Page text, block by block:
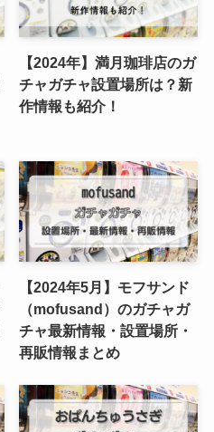
【2024年】満月珈琲店のガ
チャガチャ設置場所は？新
作情報も紹介！
【2024年5月】モフサンド
（mofusand）のガチャガ
チャ最新情報・設置場所・
再販情報まとめ